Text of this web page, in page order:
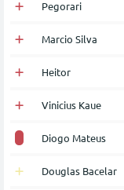
Pegorari
Marcio Silva
Heitor
Vinicius Kaue
Diogo Mateus
Douglas Bacelar